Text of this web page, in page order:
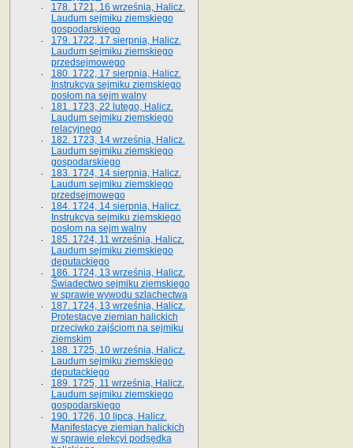
178. 1721, 16 września, Halicz.
Laudum sejmiku ziemskiego
gospodarskiego
179. 1722, 17 sierpnia, Halicz.
Laudum sejmiku ziemskiego
przedsejmowego
180. 1722, 17 sierpnia, Halicz.
Instrukcya sejmiku ziemskiego
posłom na sejm walny
181. 1723, 22 lutego, Halicz.
Laudum sejmiku ziemskiego
relacyjnego
182. 1723, 14 września, Halicz.
Laudum sejmiku ziemskiego
gospodarskiego
183. 1724, 14 sierpnia, Halicz.
Laudum sejmiku ziemskiego
przedsejmowego
184. 1724, 14 sierpnia, Halicz.
Instrukcya sejmiku ziemskiego
posłom na sejm walny
185. 1724, 11 września, Halicz.
Laudum sejmiku ziemskiego
deputackiego
186. 1724, 13 września, Halicz.
Świadectwo sejmiku ziemskiego
w sprawie wywodu szlachectwa
187. 1724, 13 września, Halicz.
Protestacye ziemian halickich
przeciwko zajściom na sejmiku
ziemskim
188. 1725, 10 września, Halicz.
Laudum sejmiku ziemskiego
deputackiego
189. 1725, 11 września, Halicz.
Laudum sejmiku ziemskiego
gospodarskiego
190. 1726, 10 lipca, Halicz.
Manifestacye ziemian halickich
w sprawie elekcyi podsędka